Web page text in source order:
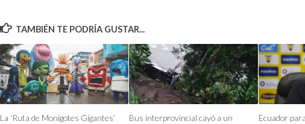
TAMBIÉN TE PODRÍA GUSTAR...
La ‘Ruta de Monigotes Gigantes’
Bus interprovincial cayó a un
Ecuador